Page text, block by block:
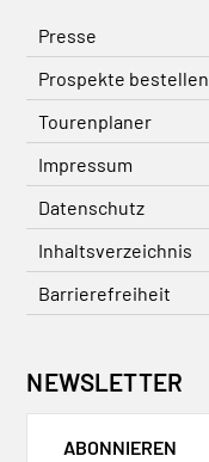
Presse
Prospekte bestellen
Tourenplaner
Impressum
Datenschutz
Inhaltsverzeichnis
Barrierefreiheit
NEWSLETTER
ABONNIEREN